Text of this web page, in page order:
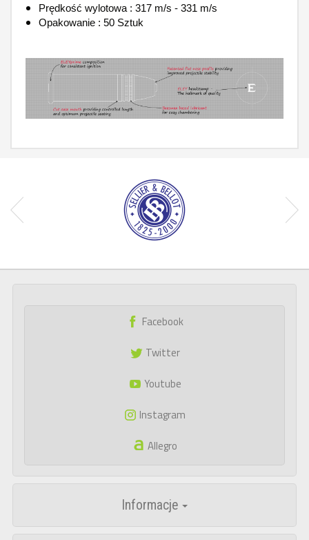
Prędkość wylotowa : 317 m/s - 331 m/s
Opakowanie : 50 Sztuk
Facebook
Twitter
Youtube
Instagram
Allegro
Informacje